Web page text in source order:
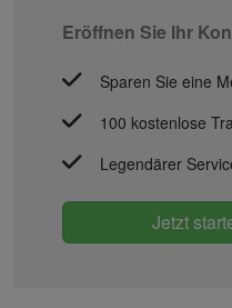
Eröffnen Sie Ihr
Sparen Sie eine
100 kostenlose
Legendärer
Jetzt